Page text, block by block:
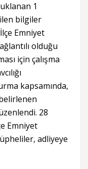
1
bilgiler
Emniyet
olduğu
için çalışma
kapsamında,
28
Emniyet
adliyeye